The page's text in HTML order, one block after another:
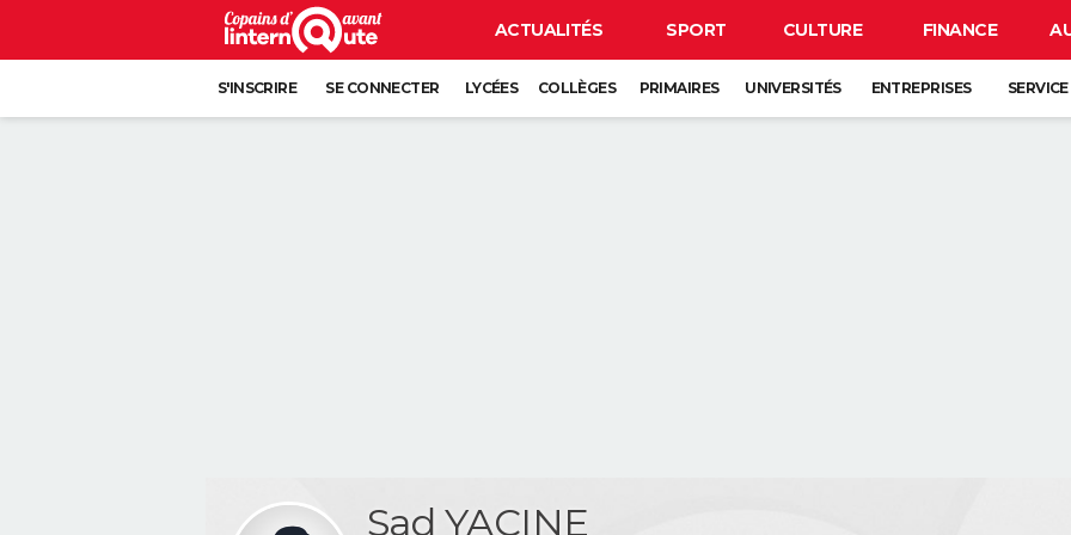
ACTUALITÉS SPORT CULTURE FINANCE
S'INSCRIRE SE CONNECTER LYCÉES COLLÈGES PRIMAIRES UNIVERSITÉS ENTREPRISES
Sad YACINE